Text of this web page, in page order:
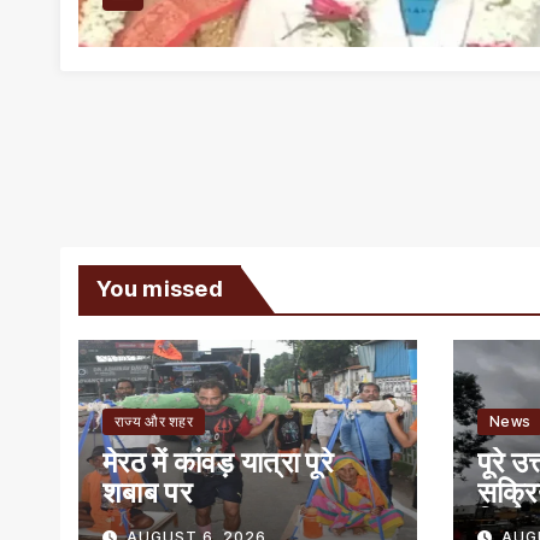
You missed
राज्य और शहर
मेरठ में कांवड़ यात्रा पूरे
शबाब पर
News
पूरे
खिले